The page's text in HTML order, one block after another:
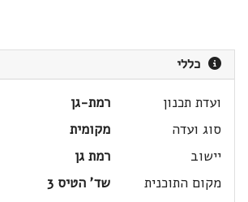
כללי
ועדת תכנון
רמת-גן
סוג ועדה
מקומית
יישוב
רמת גן
מקום התוכנית
שד' הטיס 3